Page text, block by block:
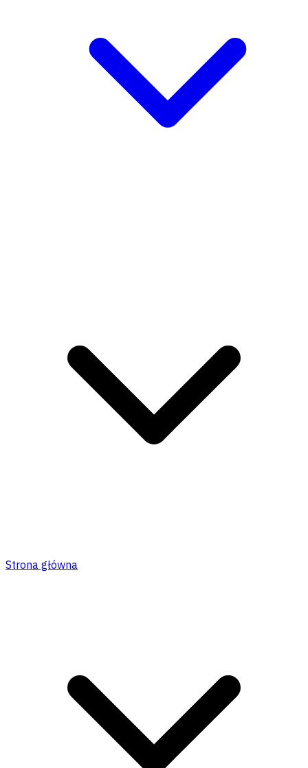
Strona główna